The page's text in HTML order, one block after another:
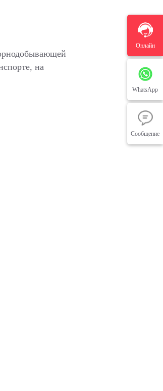
Онлайн
WhatsApp
Сообщение
на